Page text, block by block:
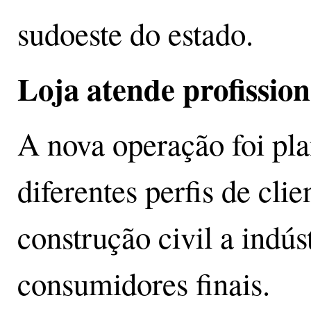
sudoeste do estado.
Loja atende
A nova operação foi
diferentes perfis de
construção civil a
consumidores finais.